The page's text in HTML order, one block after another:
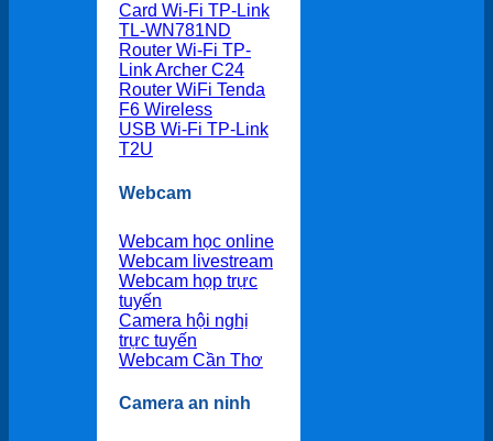
Card Wi-Fi TP-Link
TL-WN781ND
Router Wi-Fi TP-
Link Archer C24
Router WiFi Tenda
F6 Wireless
USB Wi-Fi TP-Link
T2U
Webcam
Webcam học online
Webcam livestream
Webcam họp trực
tuyến
Camera hội nghị
trực tuyến
Webcam Cần Thơ
Camera an ninh